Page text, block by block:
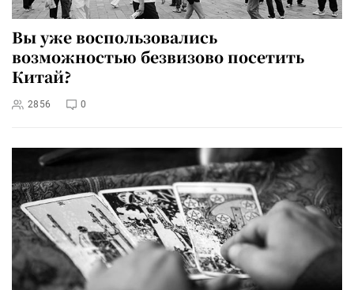
Вы уже воспользовались
возможностью безвизово посетить
Китай?
2856 0